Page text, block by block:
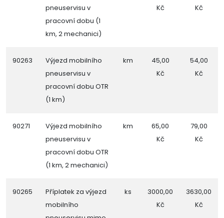
pneuservisu v
pracovní dobu (1
km, 2 mechanici)
Kč
Kč
90263
Výjezd mobilního
pneuservisu v
pracovní dobu OTR
(1 km)
km
45,00
Kč
54,00
Kč
90271
Výjezd mobilního
pneuservisu v
pracovní dobu OTR
(1 km, 2 mechanici)
km
65,00
Kč
79,00
Kč
90265
Příplatek za výjezd
mobilního
ks
3000,00
Kč
3630,00
Kč